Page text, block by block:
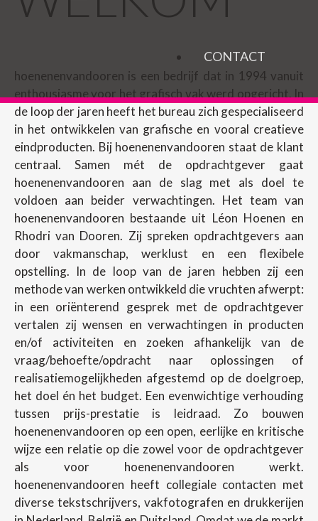
CONTACT
hoenenenvandooren is een bedrijf dat in 1994 vanuit
enthousiasme voor het grafisch vak werd opgericht. In
de loop der jaren heeft het bureau zich gespecialiseerd
in het ontwikkelen van grafische en vooral creatieve
eindproducten. Bij hoenenenvandooren staat de klant
centraal. Samen mét de opdrachtgever gaat
hoenenenvandooren aan de slag met als doel te
voldoen aan beider verwachtingen. Het team van
hoenenenvandooren bestaande uit Léon Hoenen en
Rhodri van Dooren. Zij spreken opdrachtgevers aan
door vakmanschap, werklust en een flexibele
opstelling. In de loop van de jaren hebben zij een
methode van werken ontwikkeld die vruchten afwerpt:
in een oriënterend gesprek met de opdrachtgever
vertalen zij wensen en verwachtingen in producten
en/of activiteiten en zoeken afhankelijk van de
vraag/behoefte/opdracht naar oplossingen of
realisatiemogelijkheden afgestemd op de doelgroep,
het doel én het budget. Een evenwichtige verhouding
tussen prijs-prestatie is leidraad. Zo bouwen
hoenenenvandooren op een open, eerlijke en kritische
wijze een relatie op die zowel voor de opdrachtgever
als voor hoenenenvandooren werkt.
hoenenenvandooren heeft collegiale contacten met
diverse tekstschrijvers, vakfotografen en drukkerijen